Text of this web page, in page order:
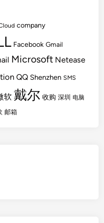
company
Facebook Gmail
Microsoft Netease
QQ Shenzhen SMS
软 戴尔 收购 深圳 电脑
邮箱